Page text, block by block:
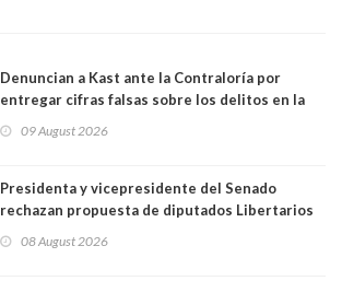
Denuncian a Kast ante la Contraloría por
entregar cifras falsas sobre los delitos en la
09 August 2026
Presidenta y vicepresidente del Senado
rechazan propuesta de diputados Libertarios
"Constituye un camino equivocado"
08 August 2026